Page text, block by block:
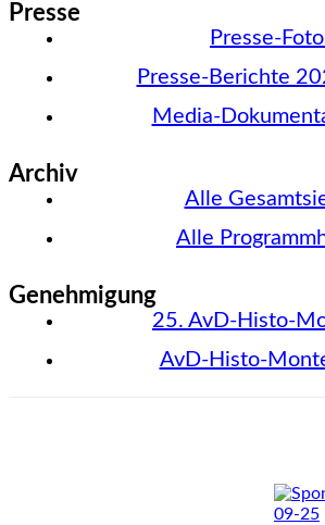
Presse
Presse-
Presse-Berichte
Media-
Archiv
Alle
Alle
Genehmigung
25. AvD-Histo-
AvD-Histo-